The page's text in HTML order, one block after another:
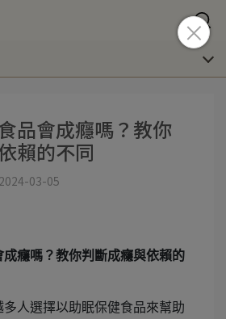
品會成癮嗎？教你
賴的不同
2024-03-05
成癮嗎？教你判斷成癮與依賴的
人選擇以助眠保健食品來幫助